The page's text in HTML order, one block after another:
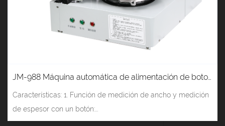
JM-988 Máquina automática de alimentación de botones (cilindro giratorio)
Características: 1. Función de medición de ancho y medición
de espesor con un botón:...